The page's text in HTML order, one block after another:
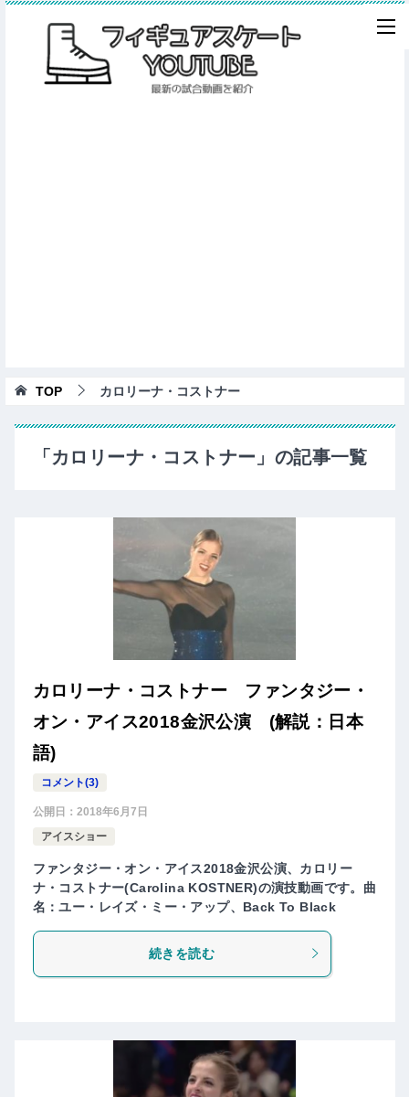
TOP カロリーナ・コストナー
「カロリーナ・コストナー」の記事一覧
カロリーナ・コストナー ファンタジー・
オン・アイス2018金沢公演 (解説：日本
語)
コメント(3)
公開日： 2018年6月7日
アイスショー
ファンタジー・オン・アイス2018金沢公演、カロリー
ナ・コストナー(Carolina KOSTNER)の演技動画です。曲
名：ユー・レイズ・ミー・アップ、Back To Black
続きを読む